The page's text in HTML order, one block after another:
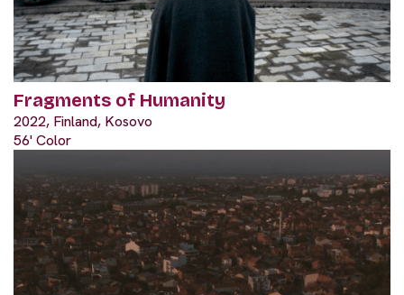
Fragments of Humanity
2022, Finland, Kosovo
56' Color